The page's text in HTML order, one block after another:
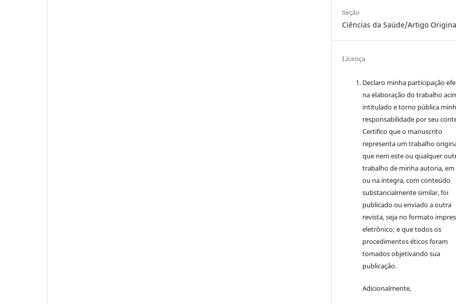
Seção
Ciências da Saúde/Artigo
Licença
Declaro minha participação
na elaboração do trabalho
intitulado e torno pública
responsabilidade por seu
Certifico que o manuscrito
representa um trabalho
que nem este ou qualquer
trabalho de minha autoria,
ou na íntegra, com conteúdo
substancialmente similar, foi
publicado ou enviado a outra
revista, seja no formato
eletrônico; e que todos os
procedimentos éticos foram
tomados objetivando sua
publicação.
Adicionalmente,